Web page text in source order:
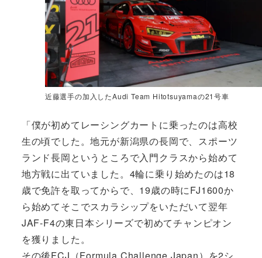
近藤選手の加入したAudi Team Hitotsuyamaの21号車
「僕が初めてレーシングカートに乗ったのは高校
生の頃でした。地元が新潟県の長岡で、スポーツ
ランド長岡というところで入門クラスから始めて
地方戦に出ていました。4輪に乗り始めたのは18
歳で免許を取ってからで、19歳の時にFJ1600か
ら始めてそこでスカラシップをいただいて翌年
JAF-F4の東日本シリーズで初めてチャンピオン
を獲りました。